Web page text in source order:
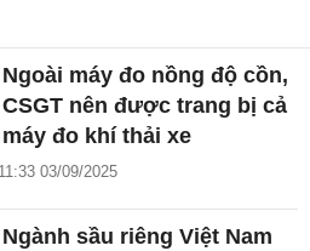
Ngoài máy đo nồng độ cồn,
CSGT nên được trang bị cả
máy đo khí thải xe
11:33 03/09/2025
Ngành sầu riêng Việt Nam